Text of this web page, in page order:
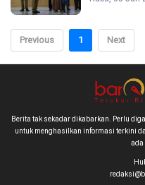
Previous 1 Next
Berita tak sekadar dikabarkan. Perlu
untuk menghasilkan informasi terkini
ada